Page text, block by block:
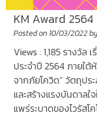
KM Award 2564
Posted on 10/03/2022by
Views : 1,185 รางวัล
ประจำปี 2564 ภายใต้
จากภัยโควิด” วัตถุป
และสร้างแรงบันดาล
แพร่ระบาดของไวรัสโ